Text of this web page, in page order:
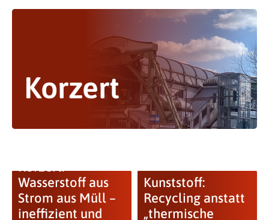
Korzert
Wasserstoff aus
Strom aus Müll –
ineffizient und
Kunststoff:
Recycling anstatt
„thermische